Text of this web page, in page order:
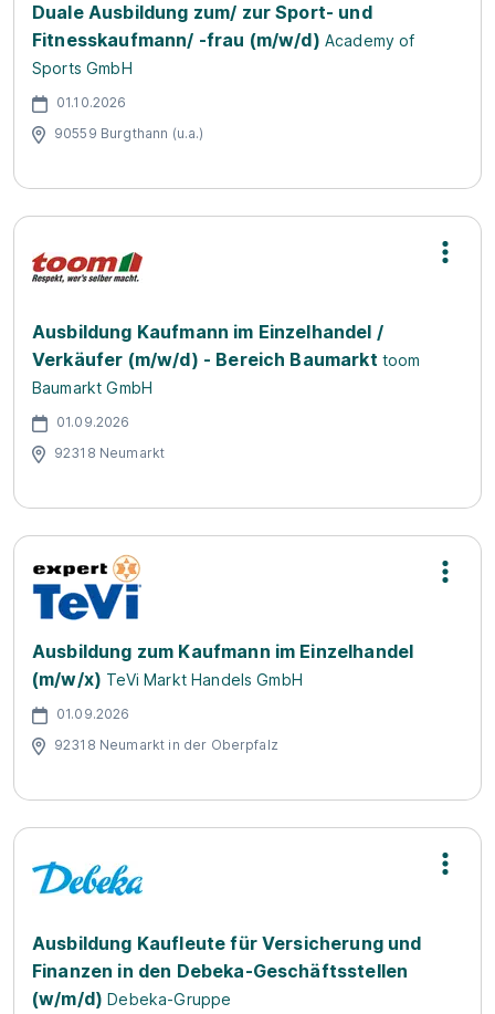
Duale Ausbildung zum/ zur Sport- und
Fitnesskaufmann/ -frau (m/w/d) Academy of
Sports GmbH
01.10.2026
90559 Burgthann (u.a.)
Ausbildung Kaufmann im Einzelhandel /
Verkäufer (m/w/d) - Bereich Baumarkt toom
Baumarkt GmbH
01.09.2026
92318 Neumarkt
Ausbildung zum Kaufmann im Einzelhandel
(m/w/x) TeVi Markt Handels GmbH
01.09.2026
92318 Neumarkt in der Oberpfalz
Ausbildung Kaufleute für Versicherung und
Finanzen in den Debeka-Geschäftsstellen
(w/m/d)Debeka-Gruppe